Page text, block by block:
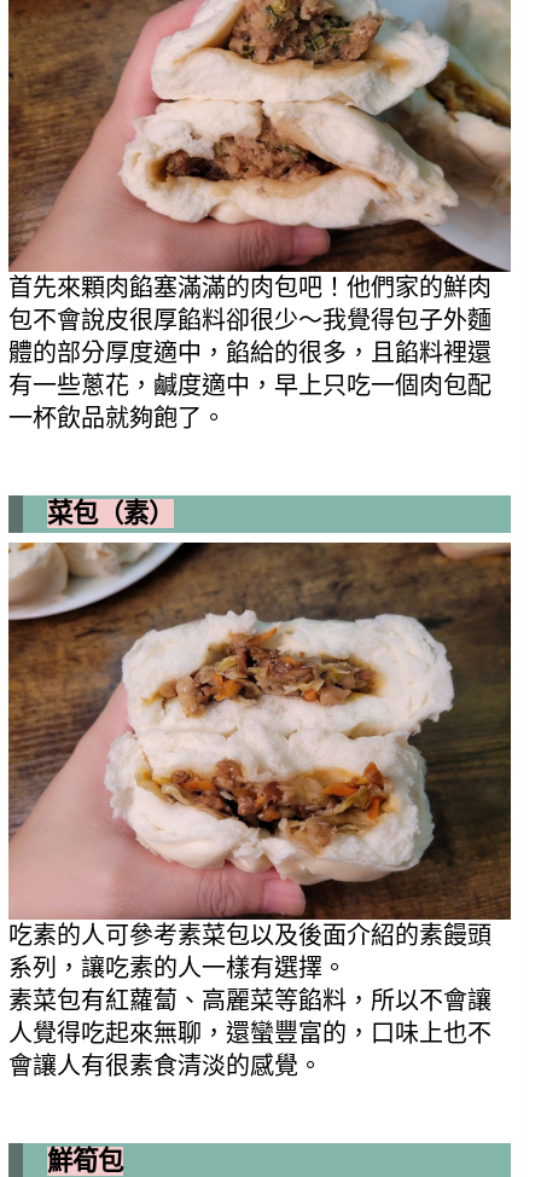
首先來顆肉餡塞滿滿的肉包吧！他們家的鮮肉
包不會說皮很厚餡料卻很少～我覺得包子外麵
體的部分厚度適中，餡給的很多，且餡料裡還
有一些蔥花，鹹度適中，早上只吃一個肉包配
一杯飲品就夠飽了。
菜包（素）
吃素的人可參考素菜包以及後面介紹的素饅頭
系列，讓吃素的人一樣有選擇。
素菜包有紅蘿蔔、高麗菜等餡料，所以不會讓
人覺得吃起來無聊，還蠻豐富的，口味上也不
會讓人有很素食清淡的感覺。
鮮筍包